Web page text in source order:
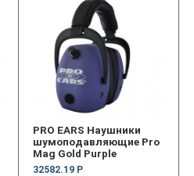
PRO EARS Наушники
шумоподавляющие Pro
Mag Gold Purple
32582.19 Р